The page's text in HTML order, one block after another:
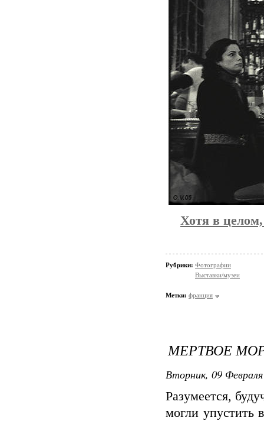
Хотя в
Рубрики: Фотографии
Выставки/музеи
Метки: франция
МЕРТВОЕ
Вторник, 09
Разумеется,
могли упустить